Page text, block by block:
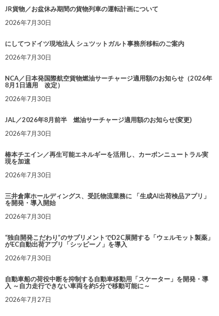
JR貨物／お盆休み期間の貨物列車の運転計画について
2026年7月30日
にしてつドイツ現地法人 シュツットガルト事務所移転のご案内
2026年7月30日
NCA／日本発国際航空貨物燃油サーチャージ適用額のお知らせ（2026年
8月1日適用 改定）
2026年7月30日
JAL／2026年8月前半 燃油サーチャージ適用額のお知らせ(変更)
2026年7月30日
椿本チエイン／再生可能エネルギーを活用し、カーボンニュートラル実
現を加速
2026年7月30日
三井倉庫ホールディングス、受託物流業務に 「生成AI出荷検品アプリ」
を開発・導入開始
2026年7月30日
“独自開発こだわり”のサプリメントでD2C展開する「ウェルモット製薬」
がEC自動出荷アプリ「シッピーノ」を導入
2026年7月30日
自動車船の荷役中断を抑制する自動車移動用「スケーター」を開発・導
入 ～自力走行できない車両を約5分で移動可能に～
2026年7月27日